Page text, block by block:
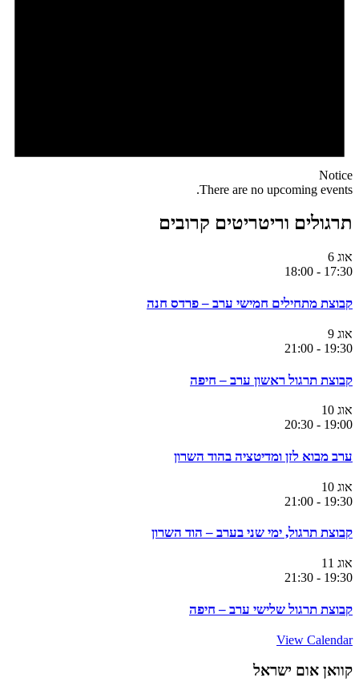
Notice
There are no upcoming events.
תרגולים וריטריטים קרובים
אוג 6
17:30
-
18:00
קבוצת מתחילים חמישי ערב – פרדס חנה
אוג 9
19:30
-
21:00
קבוצת תרגול ראשון ערב – חיפה
אוג 10
19:00
-
20:30
ערב מבוא לזן ומדיטציה בהוד השרון
אוג 10
19:30
-
21:00
קבוצת תרגול, ימי שני בערב – הוד השרון
אוג 11
19:30
-
21:30
קבוצת תרגול שלישי ערב – חיפה
View Calendar
קוואן אום ישראל